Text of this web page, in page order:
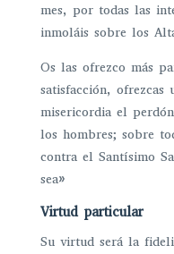
mes, por todas las
inmoláis sobre los
Os las ofrezco más
satisfacción, ofrezcas
misericordia el
los hombres; sobre
contra el Santísimo
sea»
Virtud particular
Su virtud será la